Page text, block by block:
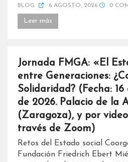
BLOG 6 AGOSTO, 2026 0
Leer más
Jornada FMGA: «El
entre Generaciones:
Solidaridad? (Fecha:
de 2026. Palacio de la
(Zaragoza), y por
través de Zoom)
Retos del Estado social
Fundación Friedrich Ebert